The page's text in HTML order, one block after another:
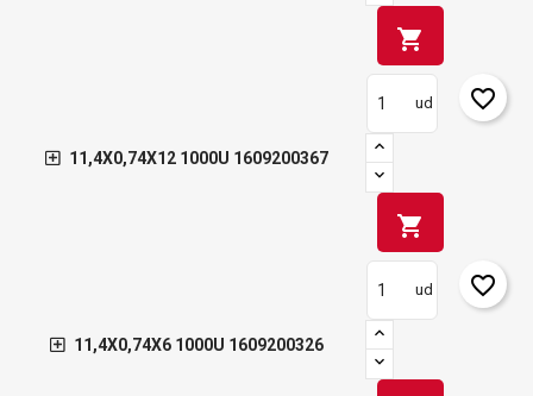
shopping_cart
11,4X0,74X12 1000U 1609200367
ud
shopping_cart
favorite_border
11,4X0,74X6 1000U 1609200326
ud favorite_border